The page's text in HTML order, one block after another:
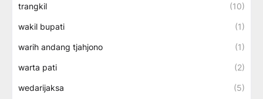
trangkil (10)
wakil bupati (1)
warih andang tjahjono (1)
warta pati (2)
wedarijaksa (5)